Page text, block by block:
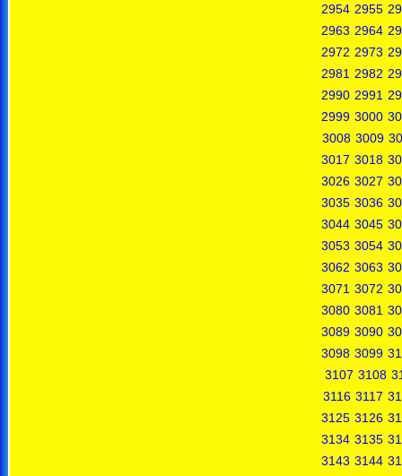
2954 2955
2963 2964
2972 2973
2981 2982
2990 2991
2999 3000
3008 3009
3017 3018
3026 3027
3035 3036
3044 3045
3053 3054
3062 3063
3071 3072
3080 3081
3089 3090
3098 3099
3107 3108
3116 3117
3125 3126
3134 3135
3143 3144